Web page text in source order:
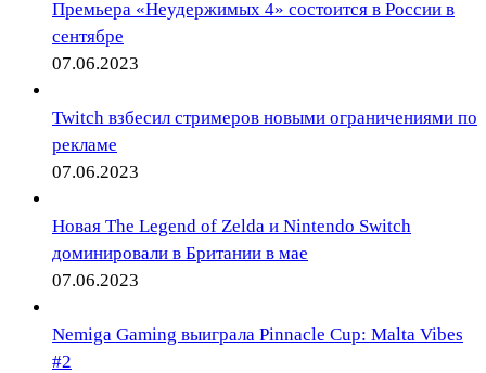
Премьера «Неудержимых 4» состоится в России в
сентябре
07.06.2023
Twitch взбесил стримеров новыми ограничениями по
рекламе
07.06.2023
Новая The Legend of Zelda и Nintendo Switch
доминировали в Британии в мае
07.06.2023
Nemiga Gaming выиграла Pinnacle Cup: Malta Vibes
#2